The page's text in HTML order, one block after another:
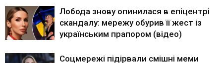
Лобода знову опинилася в епіцентрі
скандалу: мережу обурив її жест із
українським прапором (відео)
Соцмережі підірвали смішні меми